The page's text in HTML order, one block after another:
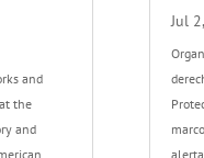
and
the
and
Jul